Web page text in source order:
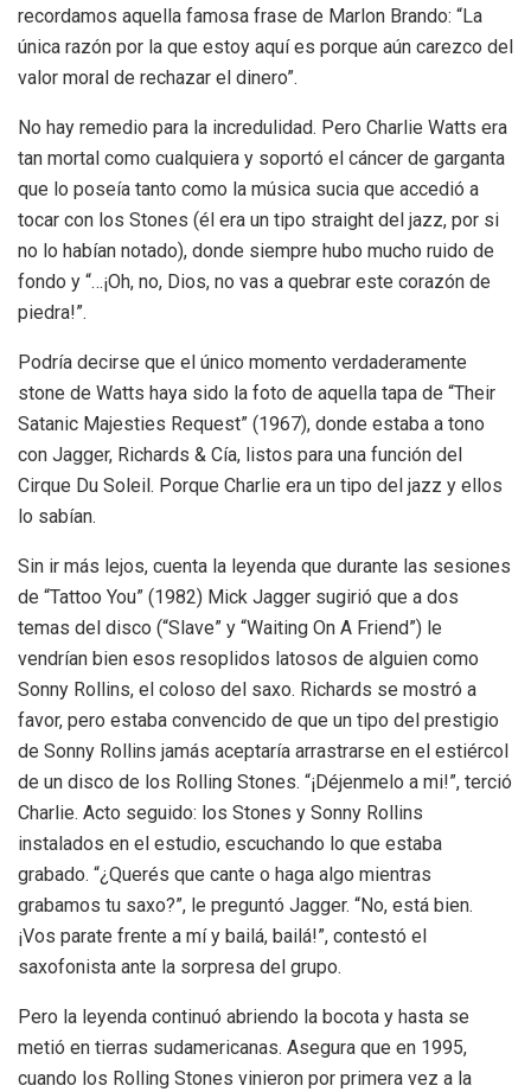
recordamos aquella famosa frase de Marlon Brando: “La
única razón por la que estoy aquí es porque aún carezco del
valor moral de rechazar el dinero”.
No hay remedio para la incredulidad. Pero Charlie Watts era
tan mortal como cualquiera y soportó el cáncer de garganta
que lo poseía tanto como la música sucia que accedió a
tocar con los Stones (él era un tipo straight del jazz, por si
no lo habían notado), donde siempre hubo mucho ruido de
fondo y “…¡Oh, no, Dios, no vas a quebrar este corazón de
piedra!”.
Podría decirse que el único momento verdaderamente
stone de Watts haya sido la foto de aquella tapa de “Their
Satanic Majesties Request” (1967), donde estaba a tono
con Jagger, Richards & Cía, listos para una función del
Cirque Du Soleil. Porque Charlie era un tipo del jazz y ellos
lo sabían.
Sin ir más lejos, cuenta la leyenda que durante las sesiones
de “Tattoo You” (1982) Mick Jagger sugirió que a dos
temas del disco (“Slave” y “Waiting On A Friend”) le
vendrían bien esos resoplidos latosos de alguien como
Sonny Rollins, el coloso del saxo. Richards se mostró a
favor, pero estaba convencido de que un tipo del prestigio
de Sonny Rollins jamás aceptaría arrastrarse en el estiércol
de un disco de los Rolling Stones. “¡Déjenmelo a mi!”, terció
Charlie. Acto seguido: los Stones y Sonny Rollins
instalados en el estudio, escuchando lo que estaba
grabado. “¿Querés que cante o haga algo mientras
grabamos tu saxo?”, le preguntó Jagger. “No, está bien.
¡Vos parate frente a mí y bailá, bailá!”, contestó el
saxofonista ante la sorpresa del grupo.
Pero la leyenda continuó abriendo la bocota y hasta se
metió en tierras sudamericanas. Asegura que en 1995,
cuando los Rolling Stones vinieron por primera vez a la